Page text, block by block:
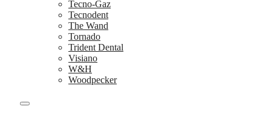
Tecno-Gaz
Tecnodent
The Wand
Tornado
Trident Dental
Visiano
W&H
Woodpecker